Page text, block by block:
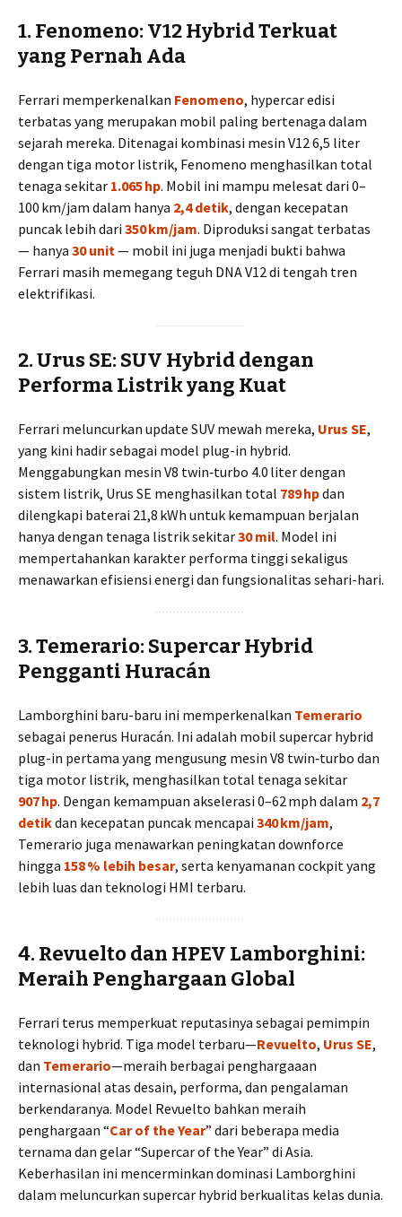
1. Fenomeno: V12 Hybrid Terkuat
yang Pernah Ada
Ferrari memperkenalkan Fenomeno, hypercar edisi
terbatas yang merupakan mobil paling bertenaga dalam
sejarah mereka. Ditenagai kombinasi mesin V12 6,5 liter
dengan tiga motor listrik, Fenomeno menghasilkan total
tenaga sekitar 1.065 hp. Mobil ini mampu melesat dari 0–
100 km/jam dalam hanya 2,4 detik, dengan kecepatan
puncak lebih dari 350 km/jam. Diproduksi sangat terbatas
— hanya 30 unit— mobil ini juga menjadi bukti bahwa
Ferrari masih memegang teguh DNA V12 di tengah tren
elektrifikasi.
2. Urus SE: SUV Hybrid dengan
Performa Listrik yang Kuat
Ferrari meluncurkan update SUV mewah mereka, Urus SE,
yang kini hadir sebagai model plug-in hybrid.
Menggabungkan mesin V8 twin‑turbo 4.0 liter dengan
sistem listrik, Urus SE menghasilkan total 789 hpdan
dilengkapi baterai 21,8 kWh untuk kemampuan berjalan
hanya dengan tenaga listrik sekitar30 mil. Model ini
mempertahankan karakter performa tinggi sekaligus
menawarkan efisiensi energi dan fungsionalitas sehari-hari.
3. Temerario: Supercar Hybrid
Pengganti Huracán
Lamborghini baru-baru ini memperkenalkan Temerario
sebagai penerus Huracán. Ini adalah mobil supercar hybrid
plug-in pertama yang mengusung mesin V8 twin‑turbo dan
tiga motor listrik, menghasilkan total tenaga sekitar
907 hp. Dengan kemampuan akselerasi 0–62 mph dalam 2,7
detikdan kecepatan puncak mencapai 340 km/jam,
Temerario juga menawarkan peningkatan downforce
hingga 158 % lebih besar, serta kenyamanan cockpit yang
lebih luas dan teknologi HMI terbaru.
4. Revuelto dan HPEV Lamborghini:
Meraih Penghargaan Global
Ferrari terus memperkuat reputasinya sebagai pemimpin
teknologi hybrid. Tiga model terbaru—Revuelto, Urus SE,
dan Temerario—meraih berbagai penghargaaan
internasional atas desain, performa, dan pengalaman
berkendaranya. Model Revuelto bahkan meraih
penghargaan “Car of the Year” dari beberapa media
ternama dan gelar “Supercar of the Year” di Asia.
Keberhasilan ini mencerminkan dominasi Lamborghini
dalam meluncurkan supercar hybrid berkualitas kelas dunia.